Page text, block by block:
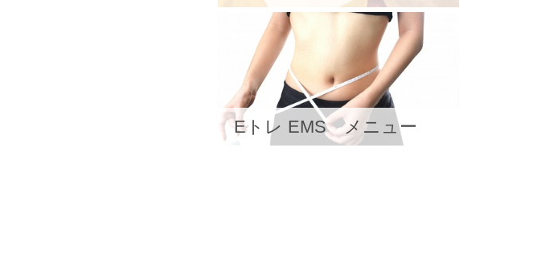
Eトレ EMS メニュー